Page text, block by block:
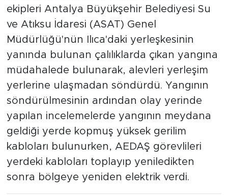
ekipleri Antalya Büyükşehir Belediyesi Su
ve Atıksu İdaresi (ASAT) Genel
Müdürlüğü'nün Ilıca'daki yerleşkesinin
yanında bulunan çalılıklarda çıkan yangına
müdahalede bulunarak, alevleri yerleşim
yerlerine ulaşmadan söndürdü. Yangının
söndürülmesinin ardından olay yerinde
yapılan incelemelerde yangının meydana
geldiği yerde kopmuş yüksek gerilim
kabloları bulunurken, AEDAŞ görevlileri
yerdeki kabloları toplayıp yeniledikten
sonra bölgeye yeniden elektrik verdi.